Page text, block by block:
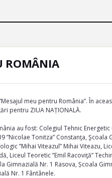
ROMÂNIA
meu pentru România”. În
pentru ZIUA NAȚIONALĂ.
au fost: Colegiul Tehnic
”Nicolae Tonitza” Constanţa, Şcoala
”Mihai Viteazul” Mihai Viteazu,
Liceul Teoretic ”Emil Racoviţă”
Gimnazială Nr. 1 Rasova, Școala
Nr. 1 Fântânele.